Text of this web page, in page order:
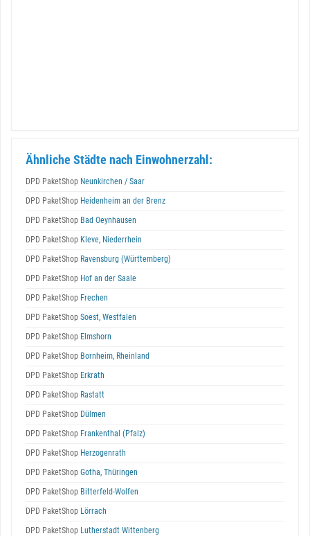
Ähnliche Städte nach Einwohnerzahl:
DPD PaketShop Neunkirchen / Saar
DPD PaketShop Heidenheim an der Brenz
DPD PaketShop Bad Oeynhausen
DPD PaketShop Kleve, Niederrhein
DPD PaketShop Ravensburg (Württemberg)
DPD PaketShop Hof an der Saale
DPD PaketShop Frechen
DPD PaketShop Soest, Westfalen
DPD PaketShop Elmshorn
DPD PaketShop Bornheim, Rheinland
DPD PaketShop Erkrath
DPD PaketShop Rastatt
DPD PaketShop Dülmen
DPD PaketShop Frankenthal (Pfalz)
DPD PaketShop Herzogenrath
DPD PaketShop Gotha, Thüringen
DPD PaketShop Bitterfeld-Wolfen
DPD PaketShop Lörrach
DPD PaketShop Lutherstadt Wittenberg